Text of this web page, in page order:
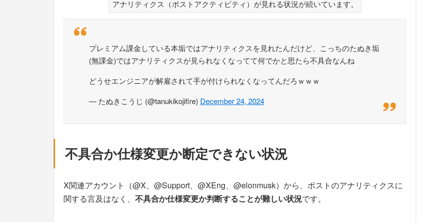
アナリティクス（ポストアクティビティ）が見れる状況が続いています。
プレミアム課金している本垢ではアナリティクスを見れたんだけど、こっちのたぬき垢
(無課金)ではアナリティクスが見られなくなってて何でかと思たら不具合なんね
どうせエンジニアが解雇されて手が付けられなくなってんだろｗｗｗ
— たぬきこうじ (@tanukikojifire) December 24, 2024
不具合か仕様変更か断定できない状況
X関連アカウント（@X、@Support、@XEng、@elonmusk）から、ポストのアナリティクスに
関する言及はなく、 不具合か仕様変更か判断することが難しい状況です。